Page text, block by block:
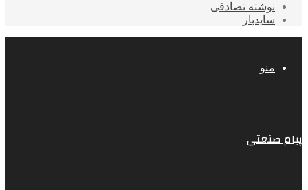
نوشته تصادفی
سایدبار
منو
پیام صنعتی